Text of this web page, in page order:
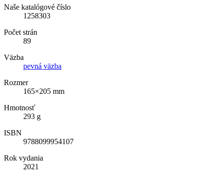
Naše katalógové číslo
1258303
Počet strán
89
Väzba
pevná väzba
Rozmer
165×205 mm
Hmotnosť
293 g
ISBN
9788099954107
Rok vydania
2021